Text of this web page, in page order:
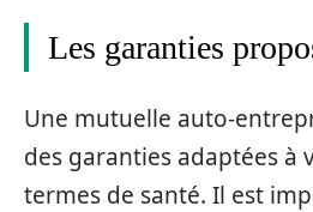
Les garanties
Une mutuelle auto-
des garanties adaptées à
termes de santé. Il est